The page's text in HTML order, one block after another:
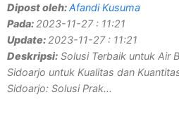
Dipost oleh:Afandi Kusuma
Pada: 2023-11-27 : 11:21
Update: 2023-11-27 : 11:21
Deskripsi: Solusi Terbaik untuk Air
Sidoarjo untuk Kualitas dan
Sidoarjo: Solusi Prak...